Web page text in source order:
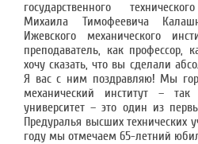
государственного
Михаила Тимофеевича
Ижевского механического
преподаватель, как профессор,
хочу сказать, что вы сделали
Я вас с ним поздравляю! Мы
механический институт –
университет – это один из
Предуралья высших технических
году мы отмечаем 65-летний